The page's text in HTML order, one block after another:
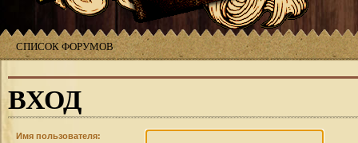
СПИСОК ФОРУМОВ
ВХОД
Имя пользователя: